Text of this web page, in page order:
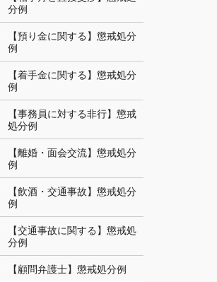
分例
【預り金に関する】懲戒処分
例
【着手金に関する】懲戒処分
例
【事務員に対する非行】懲戒
処分例
【離婚・面会交流】懲戒処分
例
【飲酒・交通事故】懲戒処分
例
【交通事故に関する】懲戒処
分例
【顧問弁護士】懲戒処分例